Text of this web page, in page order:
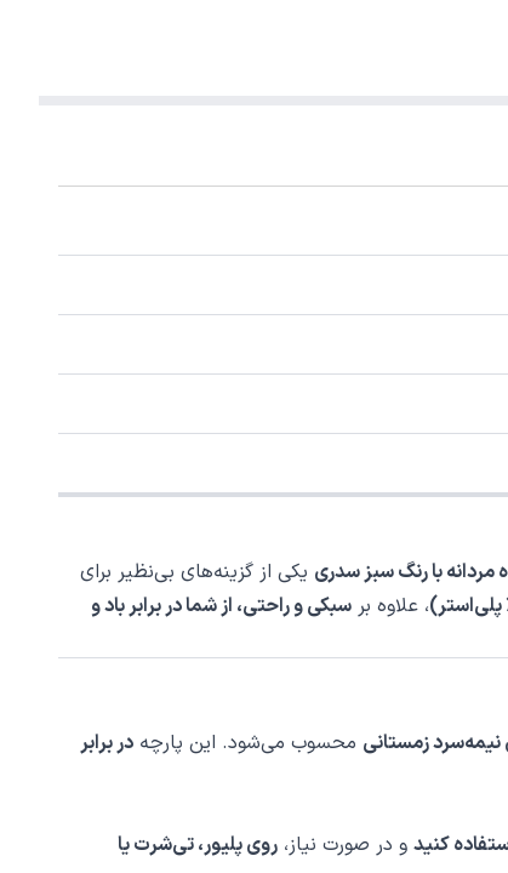
با رنگ سبز سدری یکی از گزینه‌های بی‌نظیر برای
، علاوه بر سبکی و راحتی، از شما در برابر باد و
نیمه‌سرد زمستانی محسوب می‌شود. این پارچه در برابر
کنید و در صورت نیاز، روی پلیور، تی‌شرت یا